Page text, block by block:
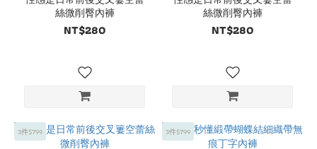
絲微削臀內褲
NT$280
絲微削臀內褲
NT$280
3件$799 3件$799